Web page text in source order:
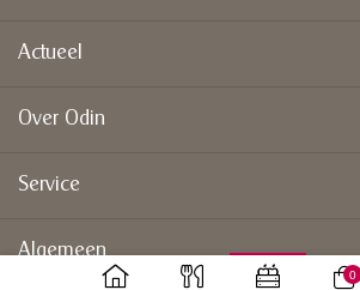
Actueel
Over Odin
Service
Algemeen
0